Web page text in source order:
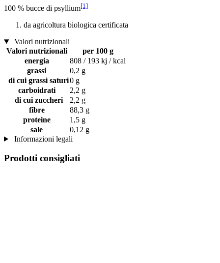
100 % bucce di psyllium[1]
da agricoltura biologica certificata
Valori nutrizionali
Valori nutrizionali
per 100 g
energia
808 / 193 kj / kcal
grassi
0,2 g
di cui grassi saturi0 g
carboidrati
2,2 g
di cui zuccheri
2,2 g
fibre
88,3 g
proteine
1,5 g
sale
0,12 g
Informazioni legali
Prodotti consigliati